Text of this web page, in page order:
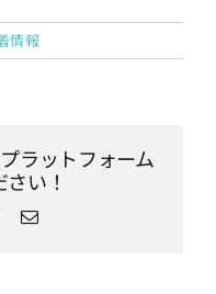
情報
ラットフォーム
い！
Pinterest
電